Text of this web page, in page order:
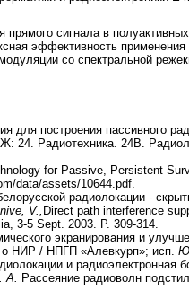
сигнала в
эффективность
со спектральной
для построения пассивного
Радиотехника. 24В.
for Passive, Persistent
data/assets/10644.pdf.
радиолокации -
V., Direct path interference
3-5 Sept. 2003. P. 309-314.
экранирования и
о НИР / НПГП «Алевкурп»; исп.
и радиоэлектронная
А. Рассеяние радиоволн